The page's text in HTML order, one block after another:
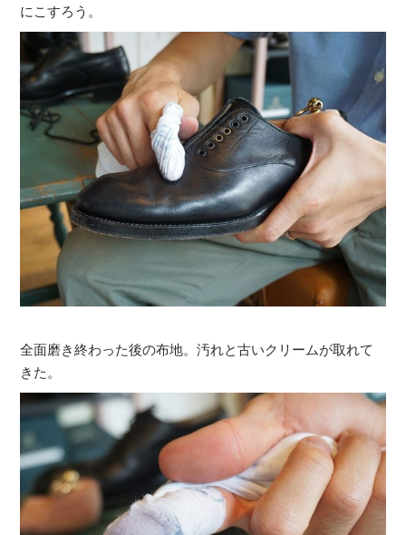
にこすろう。
全面磨き終わった後の布地。汚れと古いクリームが取れて
きた。